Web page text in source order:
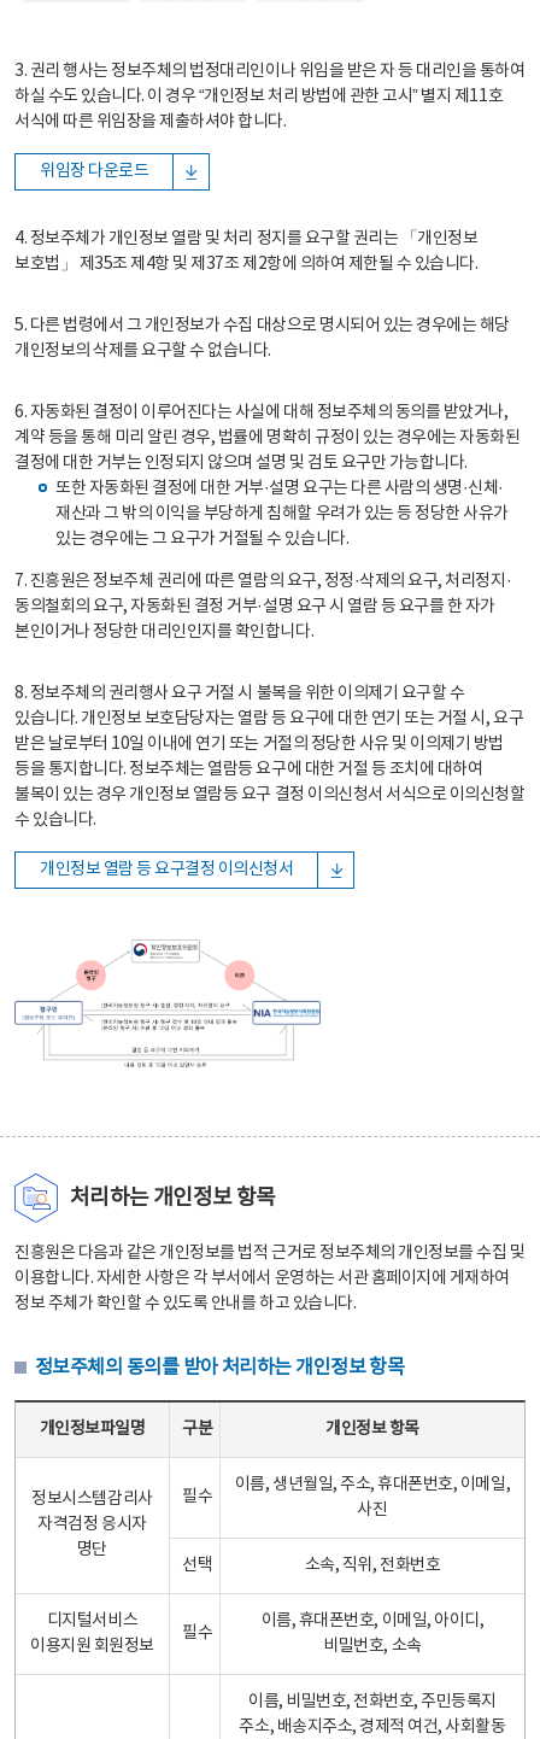
3. 권리 행사는 정보주체의 법정대리인이나 위임을 받은 자 등 대리인을 통하여
하실 수도 있습니다. 이 경우 “개인정보 처리 방법에 관한 고시” 별지 제11호
서식에 따른 위임장을 제출하셔야 합니다.
위임장 다운로드
4. 정보주체가 개인정보 열람 및 처리 정지를 요구할 권리는 「개인정보
보호법」 제35조 제4항 및 제37조 제2항에 의하여 제한될 수 있습니다.
5. 다른 법령에서 그 개인정보가 수집 대상으로 명시되어 있는 경우에는 해당
개인정보의 삭제를 요구할 수 없습니다.
6. 자동화된 결정이 이루어진다는 사실에 대해 정보주체의 동의를 받았거나,
계약 등을 통해 미리 알린 경우, 법률에 명확히 규정이 있는 경우에는 자동화된
결정에 대한 거부는 인정되지 않으며 설명 및 검토 요구만 가능합니다.
또한 자동화된 결정에 대한 거부·설명 요구는 다른 사람의 생명·신체·
재산과 그 밖의 이익을 부당하게 침해할 우려가 있는 등 정당한 사유가
있는 경우에는 그 요구가 거절될 수 있습니다.
7. 진흥원은 정보주체 권리에 따른 열람의 요구, 정정·삭제의 요구, 처리정지·
동의철회의 요구, 자동화된 결정 거부·설명 요구 시 열람 등 요구를 한 자가
본인이거나 정당한 대리인인지를 확인합니다.
8. 정보주체의 권리행사 요구 거절 시 불복을 위한 이의제기 요구할 수
있습니다. 개인정보 보호담당자는 열람 등 요구에 대한 연기 또는 거절 시, 요구
받은 날로부터 10일 이내에 연기 또는 거절의 정당한 사유 및 이의제기 방법
등을 통지합니다. 정보주체는 열람등 요구에 대한 거절 등 조치에 대하여
불복이 있는 경우 개인정보 열람등 요구 결정 이의신청서 서식으로 이의신청할
수 있습니다.
개인정보 열람 등 요구결정 이의신청서
처리하는 개인정보 항목
진흥원은 다음과 같은 개인정보를 법적 근거로 정보주체의 개인정보를 수집 및
이용합니다. 자세한 사항은 각 부서에서 운영하는 서관 홈페이지에 게재하여
정보 주체가 확인할 수 있도록 안내를 하고 있습니다.
정보주체의 동의를 받아 처리하는 개인정보 항목
개인정보파일명 구분 개인정보 항목
정보시스템감리사
자격검정 응시자
명단
필수
이름, 생년월일, 주소, 휴대폰번호, 이메일,
사진
선택 소속, 직위, 전화번호
디지털서비스
이용지원 회원정보
필수
이름, 휴대폰번호, 이메일, 아이디,
비밀번호, 소속
이름, 비밀번호, 전화번호, 주민등록지
주소, 배송지주소, 경제적 여건, 사회활동